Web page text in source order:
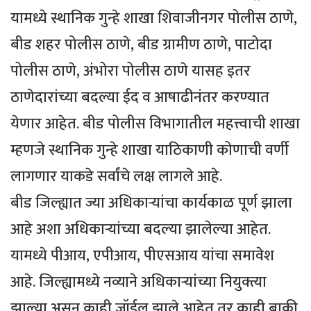
यामध्ये स्थानिक गुन्हे शाखा शिवाजीनगर पोलीस ठाणे,
बीड शहर पोलीस ठाणे, बीड ग्रामीण ठाणे, पाटोदा
पोलीस ठाणे, अंभोरा पोलीस ठाणे यासह इतर
ठाणेदारांच्या बदल्या ईद व आषाढीनंतर करण्यात
येणार आहेत. बीड पोलीस विभागातील महत्त्वाची शाखा
म्हणजे स्थानिक गुन्हे शाखा याठिकाणी कोणाची वर्णी
लागणार याकडे सर्वांचे लक्ष लागले आहे.
बीड जिल्ह्यात ज्या अधिकाऱ्यांचा कार्यकाळ पूर्ण झाला
आहे अशा अधिकाऱ्यांच्या बदल्या झालेल्या आहेत.
यामध्ये पीआय, एपीआय, पीएसआय यांचा समावेश
आहे. जिल्ह्यामध्ये नव्याने अधिकाऱ्यांच्या नियुक्त्या